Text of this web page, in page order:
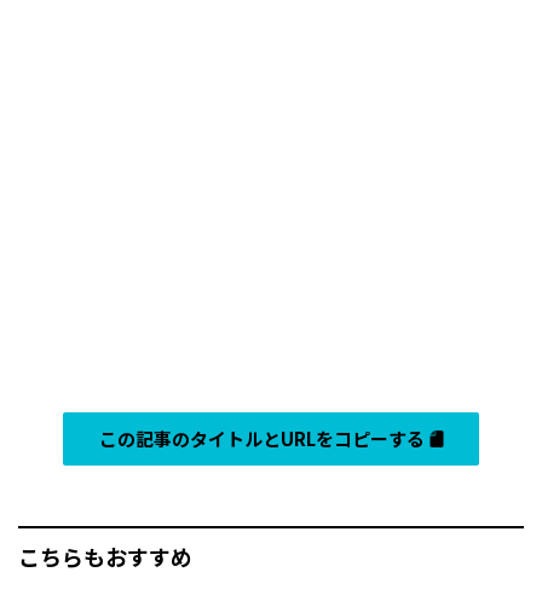
この記事のタイトルとURLをコピーする
こちらもおすすめ